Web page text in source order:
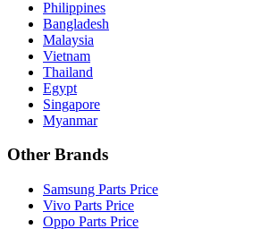
Philippines
Bangladesh
Malaysia
Vietnam
Thailand
Egypt
Singapore
Myanmar
Other Brands
Samsung Parts Price
Vivo Parts Price
Oppo Parts Price